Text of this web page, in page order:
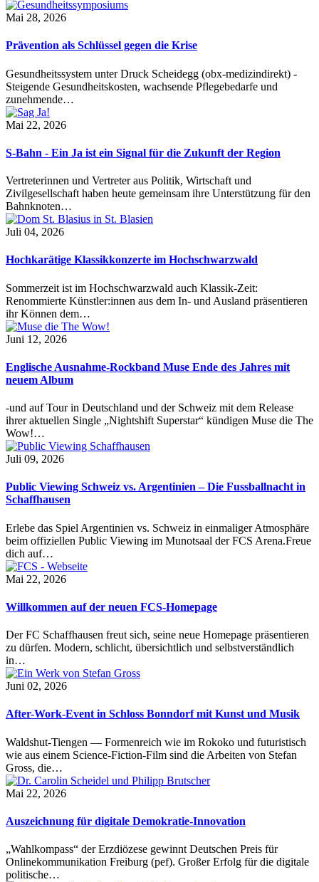
Mai 28, 2026
Prävention als Schlüssel gegen die Krise
Gesundheitssystem unter Druck Scheidegg (obx-medizindirekt) -
Steigende Gesundheitskosten, wachsende Pflegebedarfe und
zunehmende…
Mai 22, 2026
S-Bahn - Ein Ja ist ein Signal für die Zukunft der Region
Vertreterinnen und Vertreter aus Politik, Wirtschaft und
Zivilgesellschaft haben heute gemeinsam ihre Unterstützung für den
Bahnknoten…
Juli 04, 2026
Hochkarätige Klassikkonzerte im Hochschwarzwald
Sommerzeit ist im Hochschwarzwald auch Klassik-Zeit:
Renommierte Künstler:innen aus dem In- und Ausland präsentieren
ihr Können dem…
Juni 12, 2026
Englische Ausnahme-Rockband Muse Ende des Jahres mit
neuem Album
-und auf Tour in Deutschland und der Schweiz mit dem Release
ihrer aktuellen Single „Nightshift Superstar“ kündigen Muse die The
Wow!…
Juli 09, 2026
Public Viewing Schweiz vs. Argentinien – Die Fussballnacht in
Schaffhausen
Erlebe das Spiel Argentinien vs. Schweiz in einmaliger Atmosphäre
beim offiziellen Public Viewing im Munotsaal der FCS Arena.Freue
dich auf…
Mai 22, 2026
Willkommen auf der neuen FCS-Homepage
Der FC Schaffhausen freut sich, seine neue Homepage präsentieren
zu dürfen. Modern, schlicht, übersichtlich und selbstverständlich
in…
Juni 02, 2026
After-Work-Event in Schloss Bonndorf mit Kunst und Musik
Waldshut-Tiengen — Formenreich wie im Rokoko und futuristisch
wie aus einem Science-Fiction-Film sind die Arbeiten von Stefan
Gross, die…
Mai 22, 2026
Auszeichnung für digitale Demokratie-Innovation
„Wahlkompass“ der Erzdiözese gewinnt Deutschen Preis für
Onlinekommunikation Freiburg (pef). Großer Erfolg für die digitale
politische…